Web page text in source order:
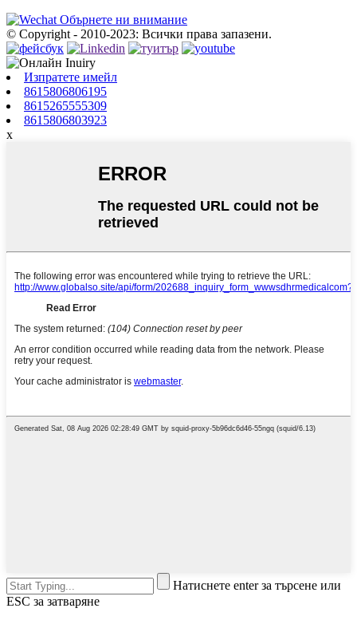
Обърнете ни внимание
© Copyright - 2010-2023: Всички права запазени.
Изпратете имейл
8615806806195
8615265555309
8615806803923
x
Натиснете enter за търсене или
ESC за затваряне